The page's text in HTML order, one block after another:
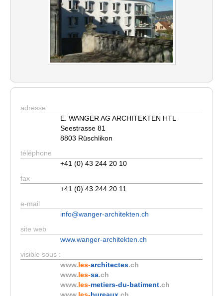
adresse
E. WANGER AG ARCHITEKTEN HTL
Seestrasse 81
8803 Rüschlikon
téléphone
+41 (0) 43 244 20 10
fax
+41 (0) 43 244 20 11
e-mail
info@wanger-architekten.ch
site web
www.wanger-architekten.ch
visible sous :
www.les-architectes.ch
www.les-sa.ch
www.les-metiers-du-batiment.ch
www. les-bureaux .ch